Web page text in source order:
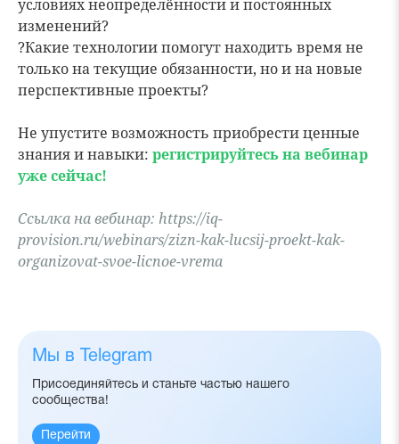
условиях неопределённости и постоянных
изменений?
?Какие технологии помогут находить время не
только на текущие обязанности, но и на новые
перспективные проекты?
Не упустите возможность приобрести ценные
знания и навыки: регистрируйтесь на вебинар
уже сейчас!
Ссылка на вебинар: https://iq-
provision.ru/webinars/zizn-kak-lucsij-proekt-kak-
organizovat-svoe-licnoe-vrema
Мы в Telegram
Присоединяйтесь и станьте частью нашего
сообщества!
Перейти